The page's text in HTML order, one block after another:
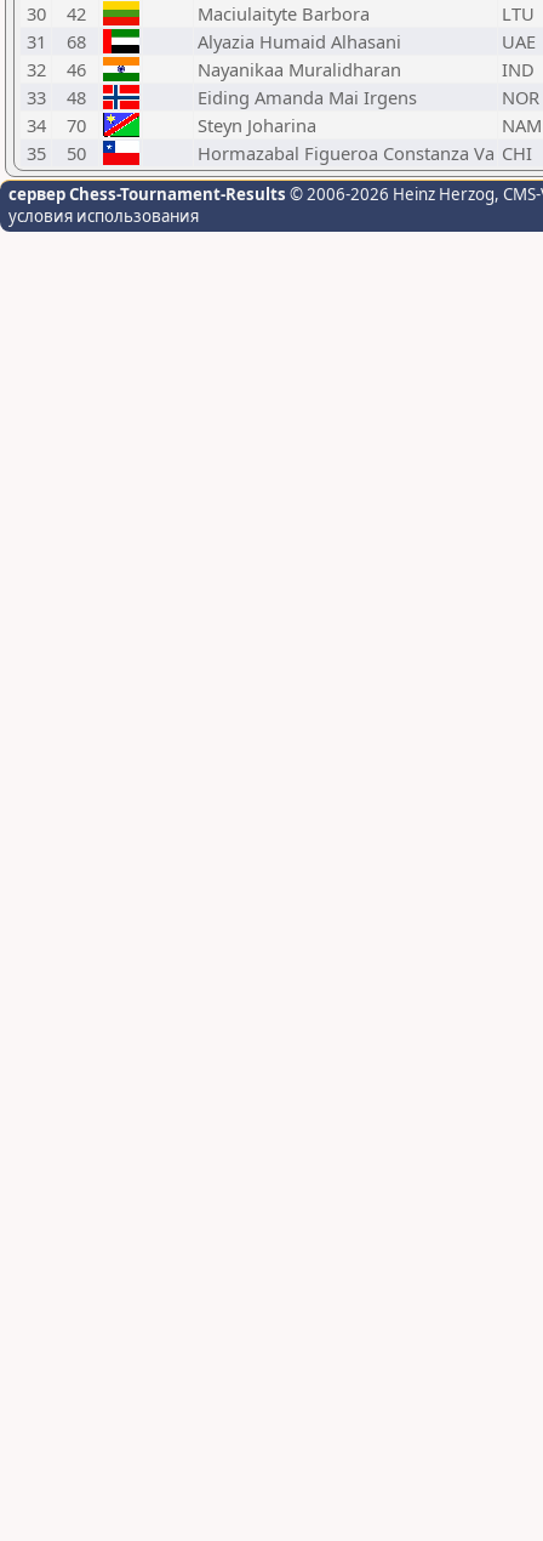
30
42 Maciulaityte Barbora
LTU
31
68 Alyazia Humaid Alhasani
UAE
32
46 Nayanikaa Muralidharan
IND
33
48 Eiding Amanda Mai Irgens
NOR
34
70 Steyn Joharina
NAM
35
50 Hormazabal Figueroa Constanza Va CHI
сервер Chess-Tournament-Results © 2006-2026 Heinz Herzog,
условия использования